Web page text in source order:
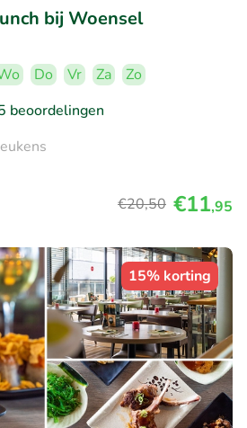
bij Woensel
Do Vr Za
Zo
beoordelingen
€20,50 €11,95
15% korting